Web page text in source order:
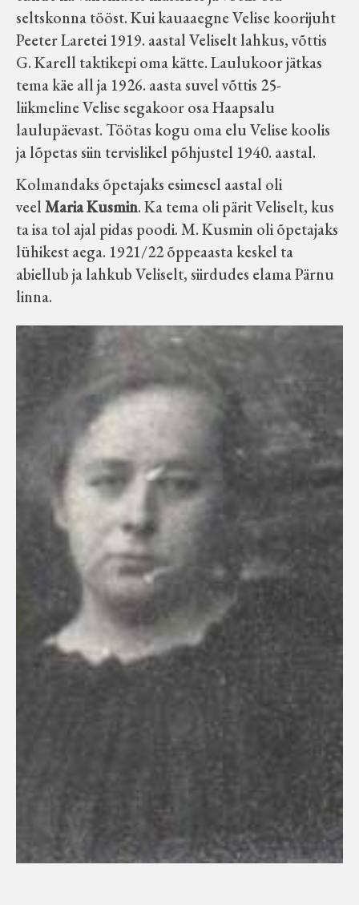
seltskonna tööst. Kui kauaaegne Velise koorijuht
Peeter Laretei 1919. aastal Veliselt lahkus, võttis
G. Karell taktikepi oma kätte. Laulukoor jätkas
tema käe all ja 1926. aasta suvel võttis 25-
liikmeline Velise segakoor osa Haapsalu
laulupäevast. Töötas kogu oma elu Velise koolis
ja lõpetas siin tervislikel põhjustel 1940. aastal.
Kolmandaks õpetajaks esimesel aastal oli
veelMaria Kusmin. Ka tema oli pärit Veliselt, kus
ta isa tol ajal pidas poodi. M. Kusmin oli õpetajaks
lühikest aega. 1921/22 õppeaasta keskel ta
abiellub ja lahkub Veliselt, siirdudes elama Pärnu
linna.